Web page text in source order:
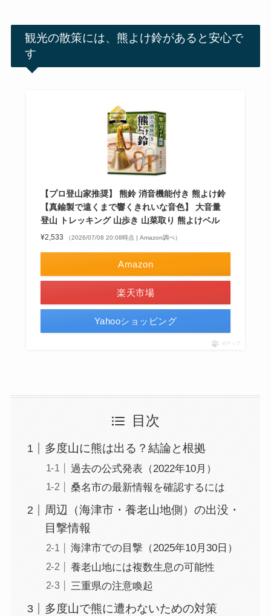
観光の散策には、熊よけ鈴があると安心で
す
【プロ登山家推奨】 熊鈴 消音機能付き 熊よけ鈴
【真鍮製で遠くまで響くきれいな音色】 大音量
登山 トレッキング 山歩き 山菜取り 熊よけベル
¥2,533 （2026/07/08 20:08時点 | Amazon調べ）
Amazon
楽天市場
Yahooショッピング
ポチップ
目次
多度山に熊は出る？結論と根拠
過去の公式発表（2022年10月）
桑名市の最新情報を確認するには
周辺（海津市・養老山地側）の出没・
目撃情報
海津市での目撃（2025年10月30日）
養老山地には複数生息の可能性
三重県の注意喚起
多度山で熊に遭わないための対策